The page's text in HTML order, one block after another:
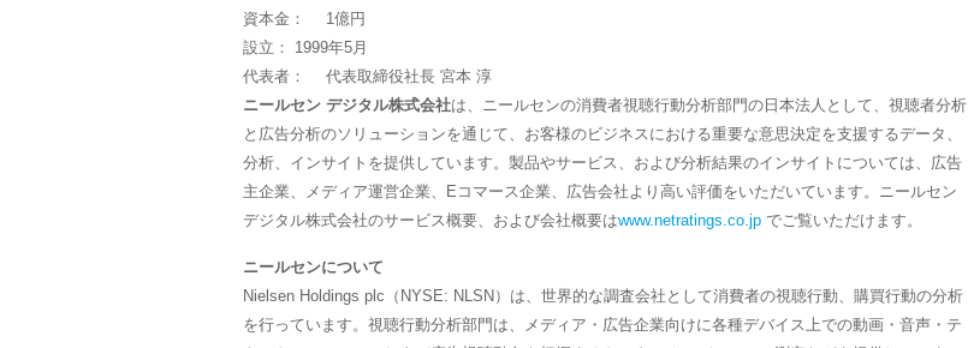
資本金：
1億円
設立：
1999年5月
代表者：
代表取締役社長 宮本 淳
ニールセン デジタル株式会社は、ニールセンの消費者視聴行動分析部門の日本法人として、視聴者分析
と広告分析のソリューションを通じて、お客様のビジネスにおける重要な意思決定を支援するデータ、
分析、インサイトを提供しています。製品やサービス、および分析結果のインサイトについては、広告
主企業、メディア運営企業、Eコマース企業、広告会社より高い評価をいただいています。ニールセン
デジタル株式会社のサービス概要、および会社概要はwww.netratings.co.jp でご覧いただけます。
ニールセンについて
Nielsen Holdings plc（NYSE: NLSN）は、世界的な調査会社として消費者の視聴行動、購買行動の分析
を行っています。視聴行動分析部門は、メディア・広告企業向けに各種デバイス上での動画・音声・テ